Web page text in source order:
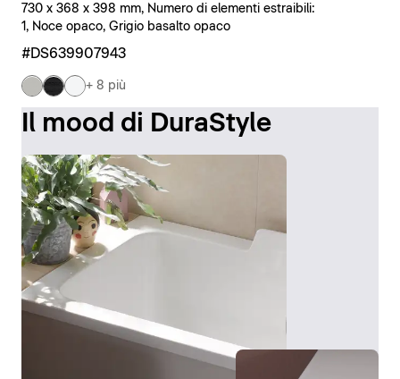
730 x 368 x 398 mm, Numero di elementi estraibili:
1, Noce opaco, Grigio basalto opaco
#DS639907943
+ 8 più
Il mood di DuraStyle